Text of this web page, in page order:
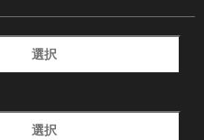
選択
選択